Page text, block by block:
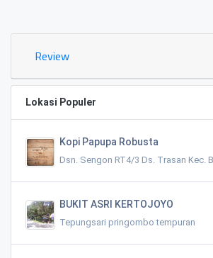
Review
Lokasi Populer
Kopi Papupa Robusta
Dsn. Sengon RT4/3 Ds. Trasan Kec.
BUKIT ASRI KERTOJOYO
Tepungsari pringombo tempuran